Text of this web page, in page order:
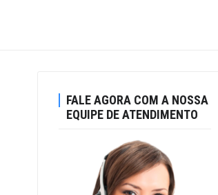
FALE AGORA COM A NOSSA
EQUIPE DE ATENDIMENTO